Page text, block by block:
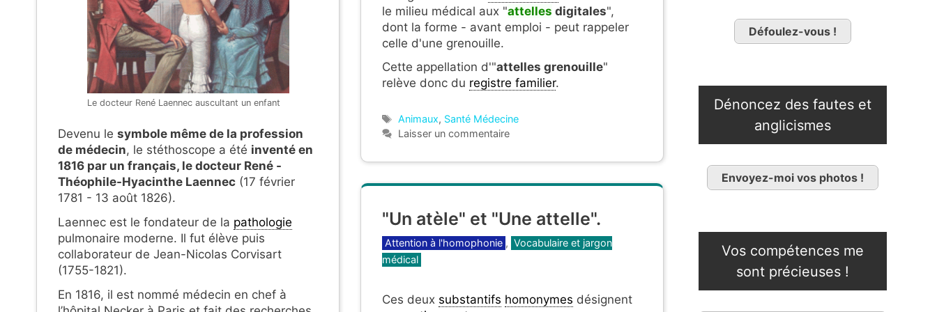
Le docteur René Laennec auscultant un enfant
Devenu le symbole même de la profession
de médecin, le stéthoscope a été inventé en
1816 par un français, le docteur René -
Théophile-Hyacinthe Laennec (17 février
1781 - 13 août 1826).
Laennec est le fondateur de la pathologie
pulmonaire moderne. Il fut élève puis
collaborateur de Jean-Nicolas Corvisart
(1755-1821).
En 1816, il est nommé médecin en chef à
le milieu médical aux "attelles digitales",
dont la forme - avant emploi - peut rappeler
celle d'une grenouille.
Cette appellation d'"attelles grenouille"
relève donc du registre familier.
Étiquettes
Animaux, Santé Médecine
Laisser un commentaire
"Un atèle" et "Une attelle".
Catégories
Attention à l'homophonie , Vocabulaire et jargon
médical
Ces deux substantifs homonymes désignent
Défoulez-vous !
Dénoncez des fautes et
anglicismes
Envoyez-moi vos photos !
Vos compétences me
sont précieuses !